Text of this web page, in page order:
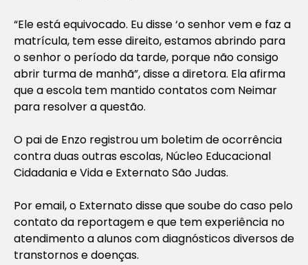
“Ele está equivocado. Eu disse ‘o senhor vem e faz a
matrícula, tem esse direito, estamos abrindo para
o senhor o período da tarde, porque não consigo
abrir turma de manhã”, disse a diretora. Ela afirma
que a escola tem mantido contatos com Neimar
para resolver a questão.
O pai de Enzo registrou um boletim de ocorrência
contra duas outras escolas, Núcleo Educacional
Cidadania e Vida e Externato São Judas.
Por email, o Externato disse que soube do caso pelo
contato da reportagem e que tem experiência no
atendimento a alunos com diagnósticos diversos de
transtornos e doenças.